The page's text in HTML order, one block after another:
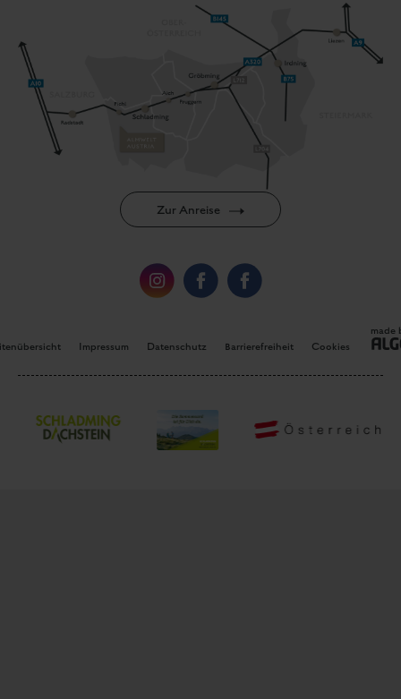
Zur Anreise
Impressum Datenschutz Barrierefreiheit Cookies
made